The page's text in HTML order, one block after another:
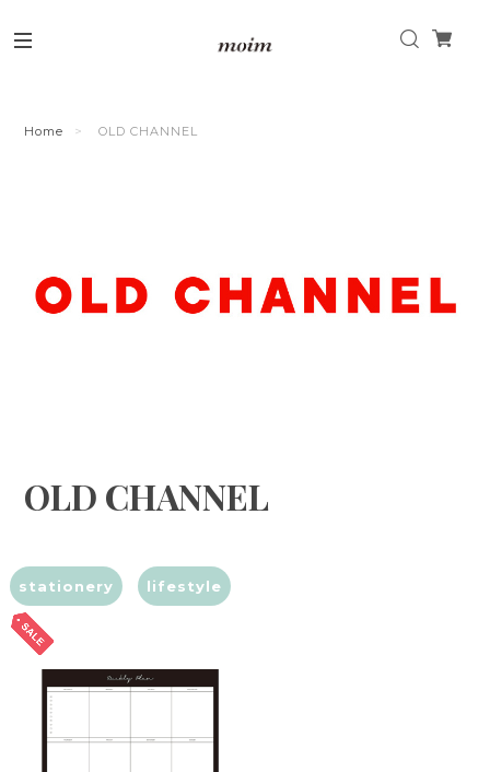
Home OLD CHANNEL
OLD CHANNEL
stationery lifestyle